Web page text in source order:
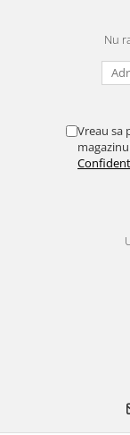
Pentru Casa si
Aragaze, plite,
Accesorii aragaze
Prelungitoare &
Nu
Vreau sa